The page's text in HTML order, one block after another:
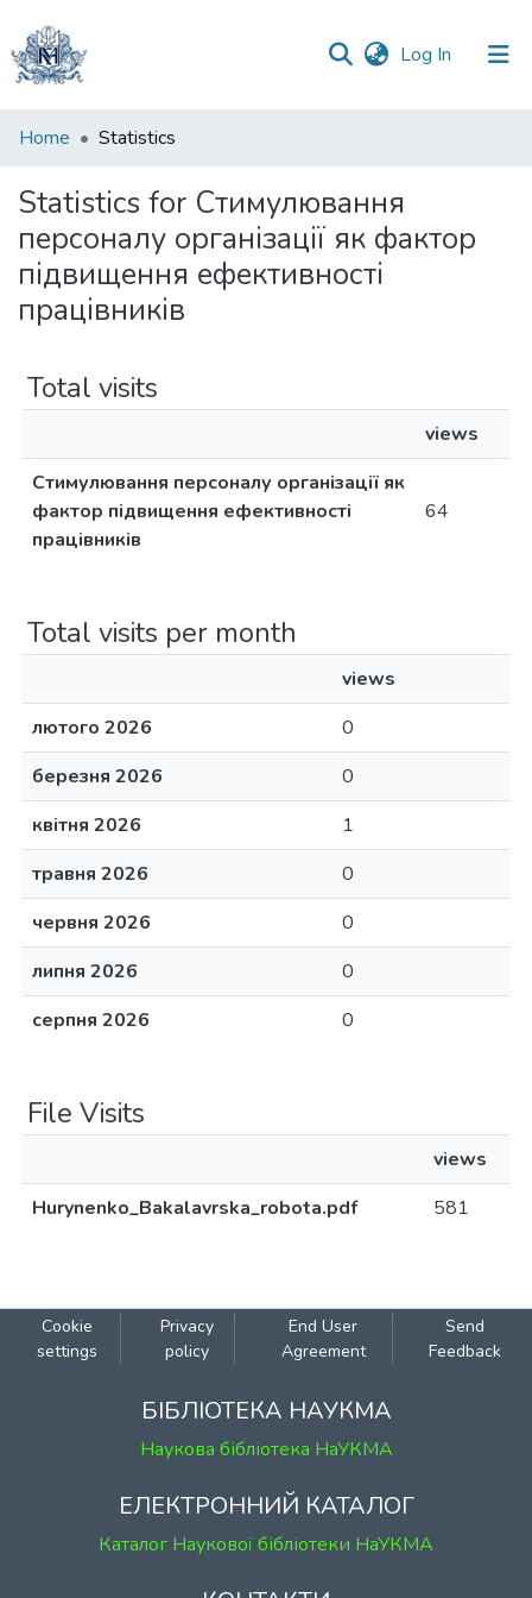
Log In (current)
Communities
Collections
All of DSpace
Home Statistics
Statistics for Стимулювання
персоналу організації як фактор
підвищення ефективності
працівників
Total visits
views
Стимулювання персоналу організації як
фактор підвищення ефективності
працівників
64
Total visits per month
views
лютого 2026
0
березня 2026
0
квітня 2026
1
травня 2026
0
червня 2026
0
липня 2026
0
серпня 2026
0
File Visits
views
Hurynenko_Bakalavrska_robota.pdf
581
Cookie
settings
Privacy
policy
End User
Agreement
Send
Feedback
БІБЛІОТЕКА НАУКМА
Наукова бібліотека НаУКМА
ЕЛЕКТРОННИЙ КАТАЛОГ
Каталог Наукової бібліотеки НаУКМА